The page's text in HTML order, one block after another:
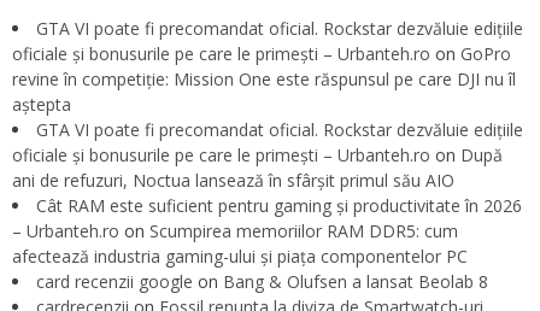
GTA VI poate fi precomandat oficial. Rockstar dezvăluie edițiile
oficiale și bonusurile pe care le primești – Urbanteh.ro on GoPro
revine în competiție: Mission One este răspunsul pe care DJI nu îl
aștepta
GTA VI poate fi precomandat oficial. Rockstar dezvăluie edițiile
oficiale și bonusurile pe care le primești – Urbanteh.ro on După
ani de refuzuri, Noctua lansează în sfârșit primul său AIO
Cât RAM este suficient pentru gaming și productivitate în 2026
– Urbanteh.ro on Scumpirea memoriilor RAM DDR5: cum
afectează industria gaming-ului și piața componentelor PC
card recenzii google on Bang & Olufsen a lansat Beolab 8